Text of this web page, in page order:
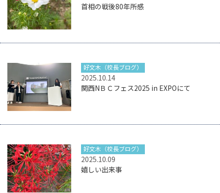
首相の戦後80年所感
2025.10.14
好文木（校長ブログ）
関西NＢＣフェス2025 in EXPOにて
2025.10.09
好文木（校長ブログ）
嬉しい出来事